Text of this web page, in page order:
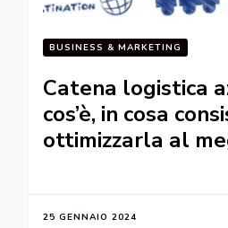
BUSINESS & MARKETING
Catena logistica
cos’è, in cosa
ottimizzarla al
25 GENNAIO 2024